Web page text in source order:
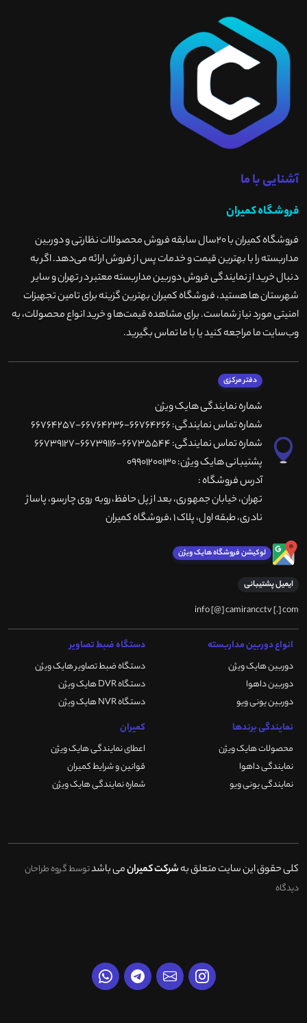
آشنایی با ما
فروشگاه کمیران
فروشگاه کمیران با ۲۰سال سابقه فروش محصولاات نظارتی و دوربین
مداربسته را با بهترین قیمت و خدمات پس از فروش ارائه می‌دهد. اگر به
دنبال خرید از نمایندگی فروش دوربین مداربسته معتبر در تهران و سایر
شهرستان ها هستید، فروشگاه کمیران بهترین گزینه برای تامین تجهیزات
امنیتی مورد نیاز شماست. برای مشاهده قیمت‌ها و خرید انواع محصولات، به
وب‌سایت ما مراجعه کنید یا با ما تماس بگیرید.
دفتر مرکزی
شماره نمایندگی هایک ویژن
شماره تماس نمایندگی: 66764266-66764236-66764257
شماره تماس نمایندگی: 66735544-66739116-66739127
پشتیبانی هایک ویژن: 09901200130
آدرس فروشگاه :
تهران، خيابان جمهوری، بعد از پل حافظ،روبه روی چارسو، پاساژ
نادری، طبقه اول، پلاک 1 ،فروشگاه کمیران
لوکیشن فروشگاه هایک ویژن
ایمیل پشتیبانی
info [@] camirancctv [.] com
انواع دوربین مداربسته
دوربین هایک ویژن
دوربین داهوا
دوربین یونی ویو
دستگاه ضبط تصاویر
دستگاه ضبط تصاویر هایک ویژن
دستگاه DVR هایک ویژن
دستگاه NVR هایک ویژن
نمایندگی برندها
محصولات هایک ویژن
نمایندگی داهوا
نمایندگی یونی ویو
کمیران
اعطای نمایندگی هایک ویژن
قوانین و شرایط کمیران
شماره نمایندگی هایک ویژن
کلی حقوق این سایت متعلق بهشرکت کمیرانمی باشدتوسط گروه طراحان
دیدگاه